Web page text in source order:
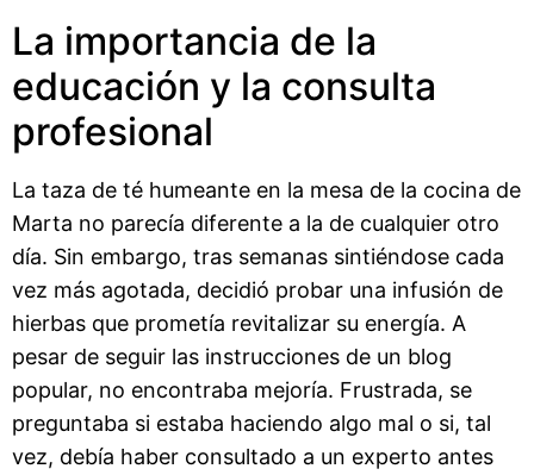
La importancia de la
educación y la consulta
profesional
La taza de té humeante en la mesa de la cocina de
Marta no parecía diferente a la de cualquier otro
día. Sin embargo, tras semanas sintiéndose cada
vez más agotada, decidió probar una infusión de
hierbas que prometía revitalizar su energía. A
pesar de seguir las instrucciones de un blog
popular, no encontraba mejoría. Frustrada, se
preguntaba si estaba haciendo algo mal o si, tal
vez, debía haber consultado a un experto antes